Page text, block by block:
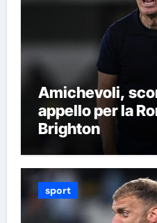
Amichevoli,
appello per la
Brighton
sport